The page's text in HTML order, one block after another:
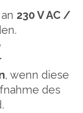
230 V AC /
, wenn diese
des